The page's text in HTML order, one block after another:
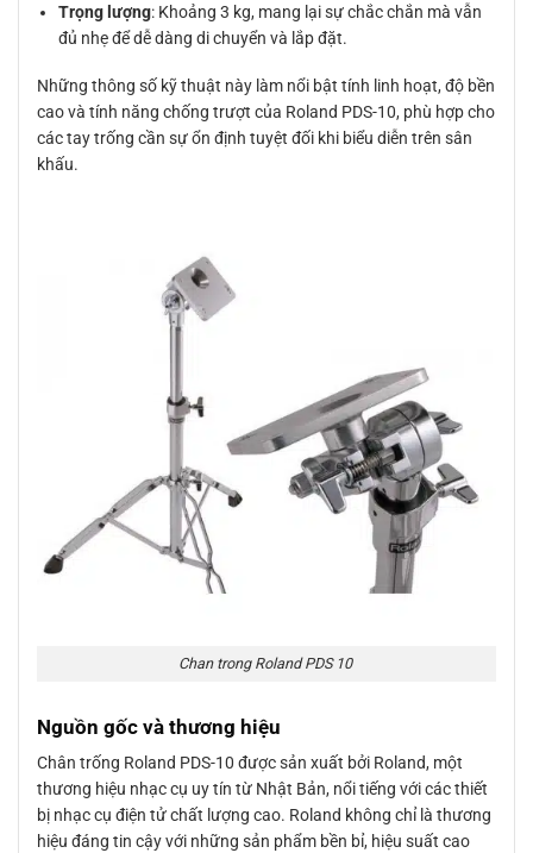
Trọng lượng: Khoảng 3 kg, mang lại sự chắc chắn mà vẫn
đủ nhẹ để dễ dàng di chuyển và lắp đặt.
Những thông số kỹ thuật này làm nổi bật tính linh hoạt, độ bền
cao và tính năng chống trượt của Roland PDS-10, phù hợp cho
các tay trống cần sự ổn định tuyệt đối khi biểu diễn trên sân
khấu.
Chan trong Roland PDS 10
Nguồn gốc và thương hiệu
Chân trống Roland PDS-10 được sản xuất bởi Roland, một
thương hiệu nhạc cụ uy tín từ Nhật Bản, nổi tiếng với các thiết
bị nhạc cụ điện tử chất lượng cao. Roland không chỉ là thương
hiệu đáng tin cậy với những sản phẩm bền bỉ, hiệu suất cao